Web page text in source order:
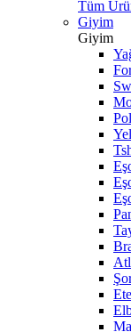
Tüm
Giyim
Giyim